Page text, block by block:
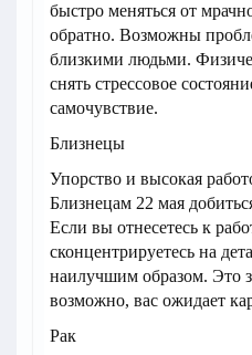
быстро меняться от
обратно. Возможны
близкими людьми.
снять стрессовое
самочувствие.
Близнецы
Упорство и высокая
Близнецам 22 мая
Если вы отнесетесь к
сконцентрируетесь на
наилучшим образом. Это
возможно, вас ожидает
Рак